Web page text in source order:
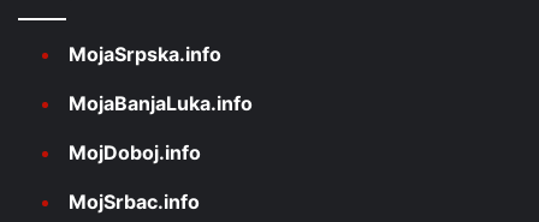
MojaSrpska.info
MojaBanjaLuka.info
MojDoboj.info
MojSrbac.info